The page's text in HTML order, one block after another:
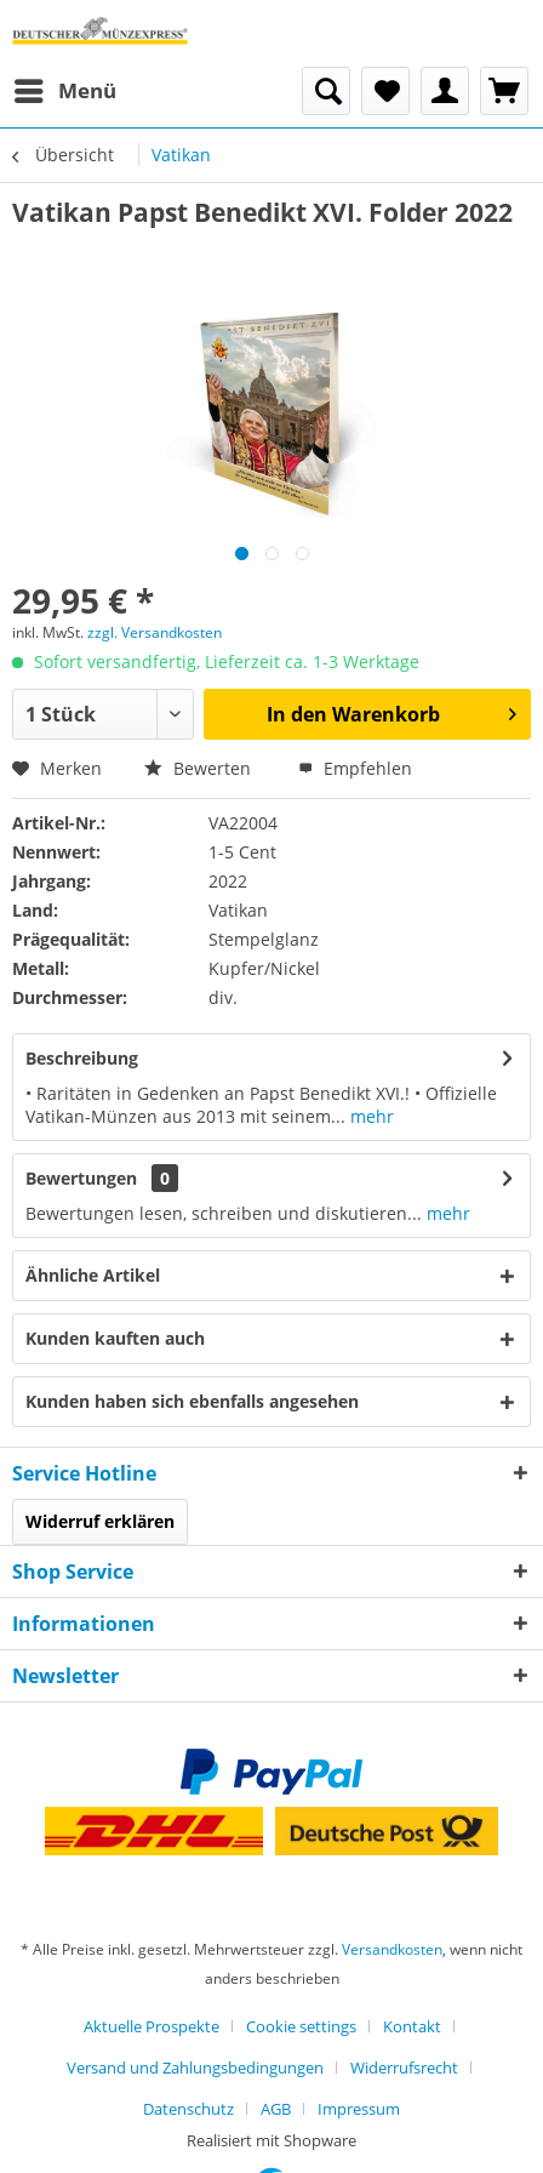
Menü
Übersicht Vatikan
Vatikan Papst Benedikt XVI. Folder 2022
29,95 € *
inkl. MwSt.zzgl. Versandkosten
Sofort versandfertig, Lieferzeit ca. 1-3 Werktage
In den Warenkorb
Merken Bewerten Empfehlen
Artikel-Nr.:
VA22004
Nennwert:
1-5 Cent
Jahrgang:
2022
Land:
Vatikan
Prägequalität:
Stempelglanz
Metall:
Kupfer/Nickel
Durchmesser:
div.
Beschreibung
• Raritäten in Gedenken an Papst Benedikt XVI.! • Offizielle
Vatikan-Münzen aus 2013 mit seinem... mehr
Bewertungen
0
Bewertungen lesen, schreiben und diskutieren... mehr
Ähnliche Artikel
Kunden kauften auch
Kunden haben sich ebenfalls angesehen
Service Hotline
Widerruf erklären
Shop Service
Informationen
Newsletter
* Alle Preise inkl. gesetzl. Mehrwertsteuer zzgl.Versandkosten, wenn nicht
anders beschrieben
Aktuelle Prospekte Cookie settings
Kontakt
Versand und Zahlungsbedingungen
Widerrufsrecht
Datenschutz
AGB
Impressum
Realisiert mit Shopware